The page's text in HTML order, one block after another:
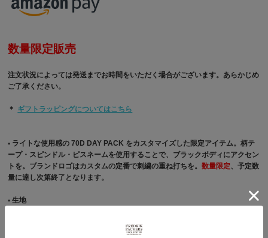
数量限定販売
注文状況によっては発送までお時間をいただく場合がございます。あらかじめ
ご了承ください。
＊ ギフトラッピングについてはこちら
▪︎ ライトな使用感の 70D DAY PACK をカスタマイズした限定アイテム。柄テ
ープ・スピンドル・ピスネームを使用することで、ブラックボディにアクセン
トを。ブランドロゴはカスタムの定番で刺繍の重ね打ちを。 数量限定、予定数
量に達し次第終了となります。
▪︎ 生地